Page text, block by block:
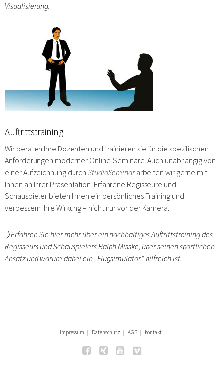
Visualisierung.
Auftrittstraining
Wir beraten Ihre Dozenten und trainieren sie für die spezifischen
Anforderungen moderner Online-Seminare. Auch unabhängig von
einer Aufzeichnung durch StudioSeminararbeiten wir gerne mit
Ihnen an Ihrer Präsentation. Erfahrene Regisseure und
Schauspieler bieten Ihnen ein persönliches Training und
verbessern Ihre Wirkung – nicht nur vor der Kamera.
〉Erfahren Sie hier mehr über ein nachhaltiges Auftrittstraining des
Regisseurs und Schauspielers Ralph Misske, über seinen sportlichen
Ansatz und warum dabei ein „Flugsimulator“ hilfreich ist.
Impressum Datenschutz AGB Kontakt